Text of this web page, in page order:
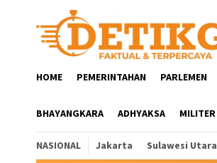
HOME PEMERINTAHAN PARLEMEN
BHAYANGKARA ADHYAKSA MILITER
NASIONAL Jakarta Sulawesi Utara